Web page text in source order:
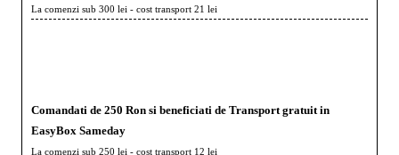
La comenzi sub 300 lei - cost transport 21 lei
Comandati de 250 Ron si beneficiati de Transport gratuit in
EasyBox Sameday
La comenzi sub 250 lei - cost transport 12 lei